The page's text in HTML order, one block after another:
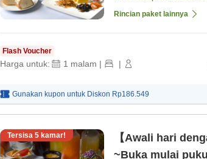
Rincian paket lainnya
Flash Voucher
Harga untuk: 1 malam | |
Gunakan kupon untuk Diskon Rp186.549
Tersisa 5 kamar!
【Awali hari
~Buka mulai